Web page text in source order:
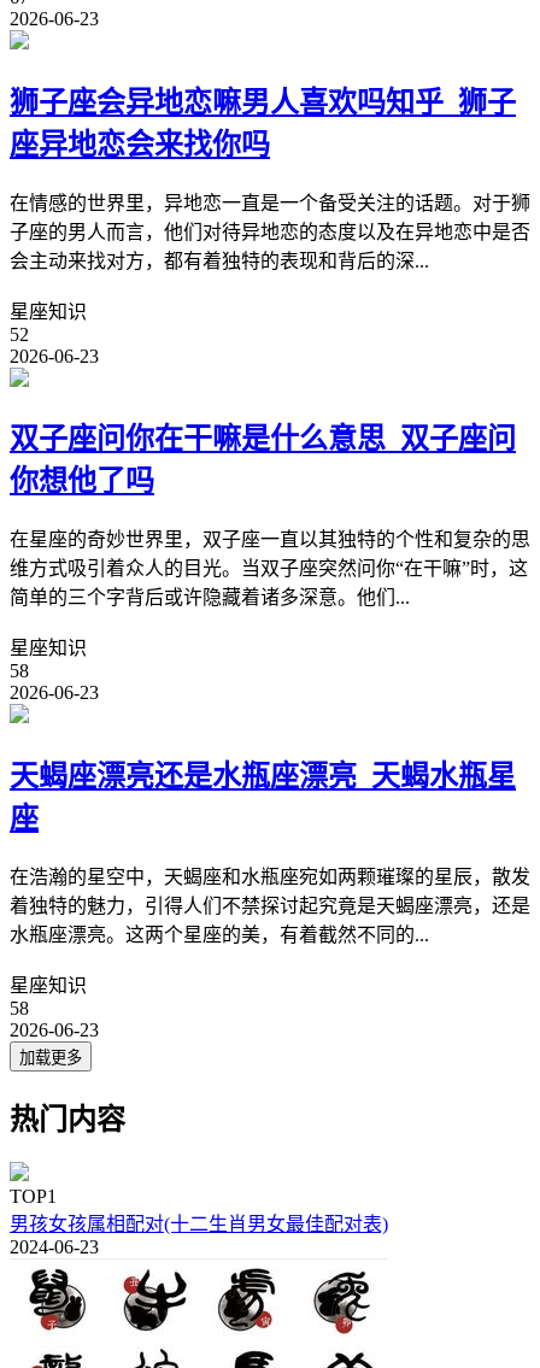
2026-06-23
狮子座会异地恋嘛男人喜欢吗知乎_狮子
座异地恋会来找你吗
在情感的世界里，异地恋一直是一个备受关注的话题。对于狮
子座的男人而言，他们对待异地恋的态度以及在异地恋中是否
会主动来找对方，都有着独特的表现和背后的深...
星座知识
52
2026-06-23
双子座问你在干嘛是什么意思_双子座问
你想他了吗
在星座的奇妙世界里，双子座一直以其独特的个性和复杂的思
维方式吸引着众人的目光。当双子座突然问你“在干嘛”时，这
简单的三个字背后或许隐藏着诸多深意。他们...
星座知识
58
2026-06-23
天蝎座漂亮还是水瓶座漂亮_天蝎水瓶星
座
在浩瀚的星空中，天蝎座和水瓶座宛如两颗璀璨的星辰，散发
着独特的魅力，引得人们不禁探讨起究竟是天蝎座漂亮，还是
水瓶座漂亮。这两个星座的美，有着截然不同的...
星座知识
58
2026-06-23
加载更多
热门内容
TOP1
男孩女孩属相配对(十二生肖男女最佳配对表)
2024-06-23